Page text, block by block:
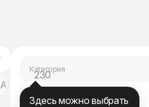
ASO / ORM Community
Категория
маркетинг
230
подходят мне
Здесь можно выбрать